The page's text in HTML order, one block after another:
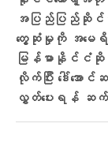
အပြည်ပြည်ဆိုင်ရ
တွေ့ဆုံမှုကို အမေရိ
မြန်မာနိုင်ငံ
လိုက်ပြီး ဒေါ်အေ
လွှတ်ပေးရန် ဆက်လ